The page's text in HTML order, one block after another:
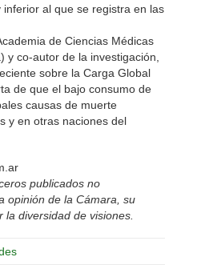
al que se registra en las
de Ciencias Médicas
y co-autor de la investigación,
sobre la Carga Global
de que el bajo consumo de
causas de muerte
y en otras naciones del
publicados no
opinión de la Cámara, su
diversidad de visiones.